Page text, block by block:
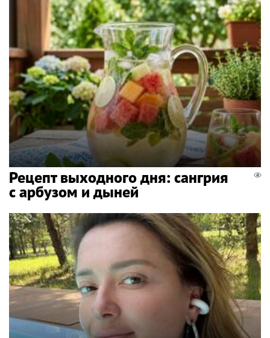
Рецепт выходного дня: сангрия
с арбузом и дыней